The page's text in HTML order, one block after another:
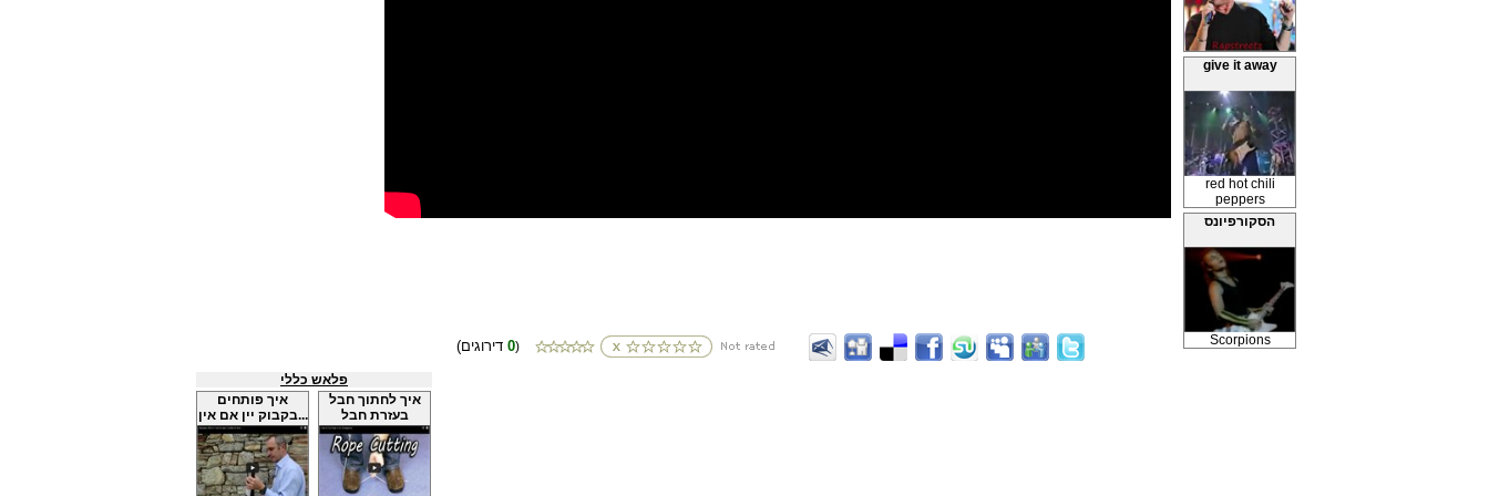
0)
give it away
red hot chili
peppers
הסקורפיונס
Scorpions
פלאש כללי
איך פותחים
בקבוק יין אם אין...
איך לחתוך חבל
בעזרת חבל